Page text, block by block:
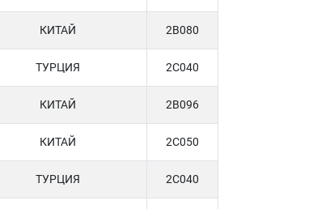
КИТАЙ 2B080
ТУРЦИЯ 2C040
КИТАЙ 2B096
КИТАЙ 2C050
ТУРЦИЯ 2C040